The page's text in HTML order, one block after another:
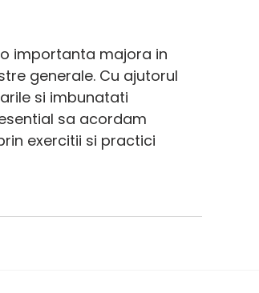
importanta majora in
generale. Cu ajutorul
si imbunatati
sa acordam
exercitii si practici